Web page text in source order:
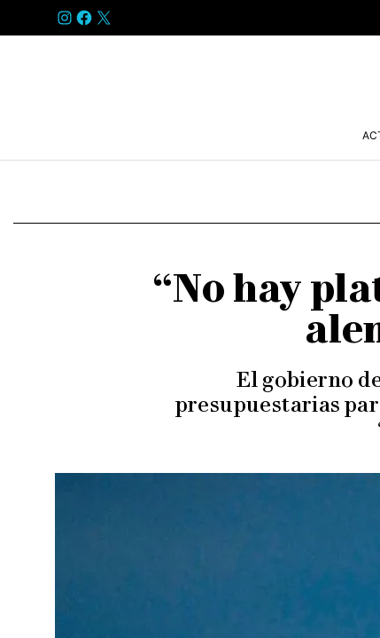
INSTAGRAM
FACEBOOK
X
“No hay
El gobierno
presupuestarias